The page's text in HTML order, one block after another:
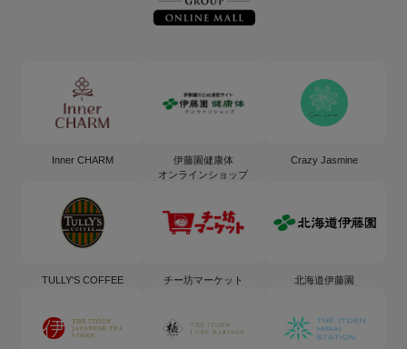
Inner CHARM
伊藤園健康体
オンラインショップ
Crazy Jasmine
TULLY'S COFFEE チー坊マーケット 北海道伊藤園